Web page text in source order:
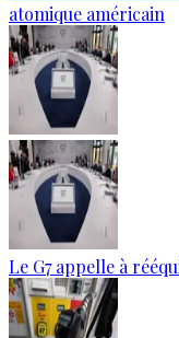
atomique américain
Le G7 appelle à